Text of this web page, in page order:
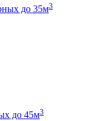
до 35м3
до 45м3